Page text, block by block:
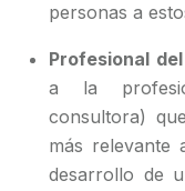
personas a
Profesional
a la
consultora)
más relevante
desarrollo de